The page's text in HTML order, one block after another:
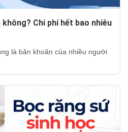
Chi phí hết bao nhiêu
là băn khoăn của nhiều người